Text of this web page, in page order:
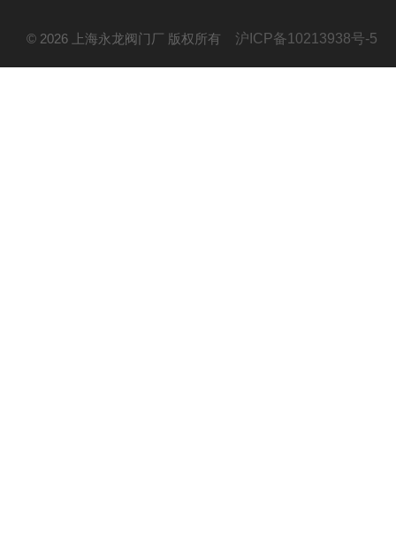
© 2026 上海永龙阀门厂 版权所有 沪ICP备10213938号-5